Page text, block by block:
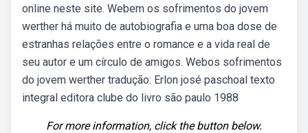
online neste site. Webem os sofrimentos do jovem
werther há muito de autobiografia e uma boa dose de
estranhas relações entre o romance e a vida real de
seu autor e um círculo de amigos. Webos sofrimentos
do jovem werther tradução: Erlon josé paschoal texto
integral editora clube do livro são paulo 1988
For more information, click the button below.